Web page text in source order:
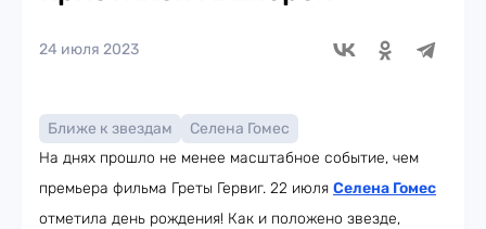
24 июля 2023
Ближе к звездам
Селена Гомес
На днях прошло не менее масштабное событие, чем
премьера фильма Греты Гервиг. 22 июля Селена Гомес
отметила день рождения! Как и положено звезде,